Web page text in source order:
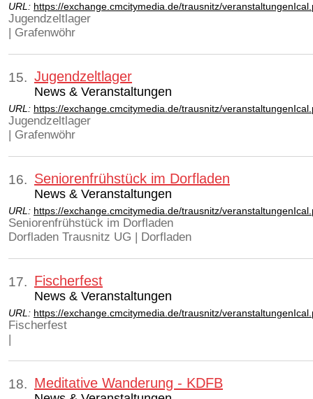
URL: https://exchange.cmcitymedia.de/trausnitz/
Jugendzeltlager
| Grafenwöhr
15. Jugendzeltlager
News & Veranstaltungen
URL: https://exchange.cmcitymedia.de/trausnitz/
Jugendzeltlager
| Grafenwöhr
16. Seniorenfrühstück im Dorfladen
News & Veranstaltungen
URL: https://exchange.cmcitymedia.de/trausnitz/
Seniorenfrühstück im Dorfladen
Dorfladen Trausnitz UG | Dorfladen
17. Fischerfest
News & Veranstaltungen
URL: https://exchange.cmcitymedia.de/trausnitz/
Fischerfest
18. Meditative Wanderung - KDFB